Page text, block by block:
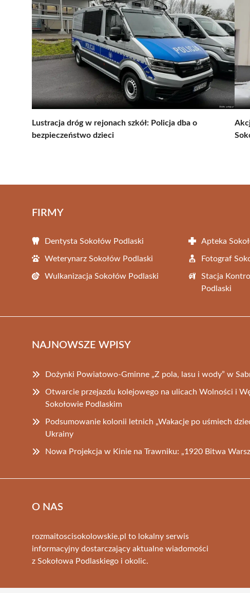
Lustracja dróg w rejonach szkół: Policja dba o
bezpieczeństwo dzieci
FIRMY
Dentysta Sokołów Podlaski Apteka
Weterynarz Sokołów Podlaski Fotograf
Wulkanizacja Sokołów Podlaski
Stacja
Podlaski
NAJNOWSZE WPISY
Dożynki Powiatowo-Gminne „Z pola, lasu i wody” w
Otwarcie przejazdu kolejowego na ulicach Wolności i
Sokołowie Podlaskim
Podsumowanie kolonii letnich „Wakacje po uśmiech
Ukrainy
Nowa Projekcja w Kinie na Trawniku: „1920 Bitwa
O NAS
rozmaitoscisokolowskie.pl to lokalny serwis
informacyjny dostarczający aktualne wiadomości
z Sokołowa Podlaskiego i okolic.